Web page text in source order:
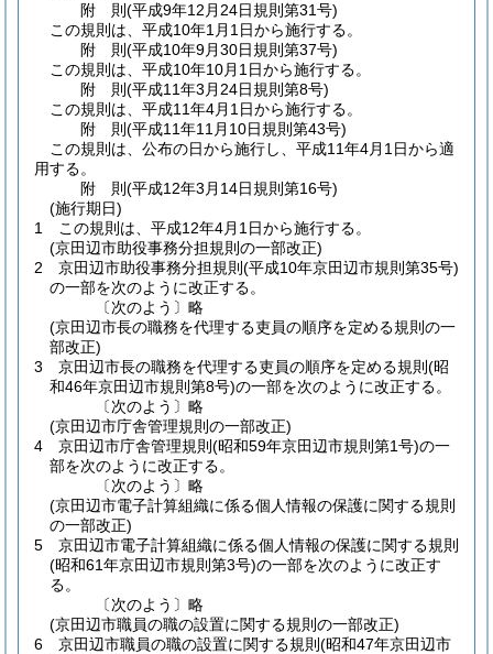
附 則(平成9年12月24日規則第31号)
この規則は、平成10年1月1日から施行する。
附 則(平成10年9月30日規則第37号)
この規則は、平成10年10月1日から施行する。
附 則(平成11年3月24日規則第8号)
この規則は、平成11年4月1日から施行する。
附 則(平成11年11月10日規則第43号)
この規則は、公布の日から施行し、平成11年4月1日から適
用する。
附 則(平成12年3月14日規則第16号)
(施行期日)
1
この規則は、平成12年4月1日から施行する。
(京田辺市助役事務分担規則の一部改正)
2
京田辺市助役事務分担規則 (平成10年京田辺市規則第35号)
の一部を次のように改正する。
〔次のよう〕略
(京田辺市長の職務を代理する吏員の順序を定める規則の一
部改正)
3
京田辺市長の職務を代理する吏員の順序を定める規則 (昭
和46年京田辺市規則第8号)の一部を次のように改正する。
〔次のよう〕略
(京田辺市庁舎管理規則の一部改正)
4
京田辺市庁舎管理規則 (昭和59年京田辺市規則第1号)の一
部を次のように改正する。
〔次のよう〕略
(京田辺市電子計算組織に係る個人情報の保護に関する規則
の一部改正)
5
京田辺市電子計算組織に係る個人情報の保護に関する規則
(昭和61年京田辺市規則第3号)の一部を次のように改正す
る。
〔次のよう〕略
(京田辺市職員の職の設置に関する規則の一部改正)
6
京田辺市職員の職の設置に関する規則 (昭和47年京田辺市